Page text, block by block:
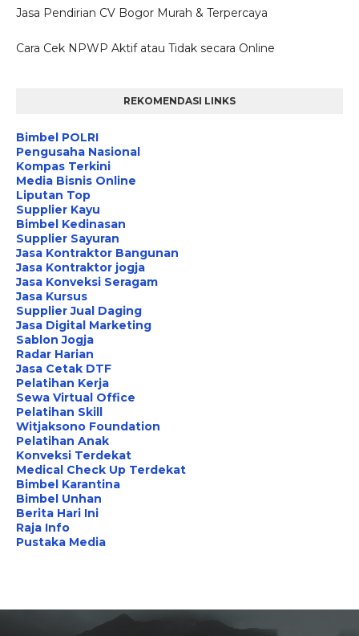
Jasa Pendirian CV Bogor Murah & Terpercaya
Cara Cek NPWP Aktif atau Tidak secara Online
REKOMENDASI LINKS
Bimbel POLRI
Pengusaha Nasional
Kompas Terkini
Media Bisnis Online
Liputan Top
Supplier Kayu
Bimbel Kedinasan
Supplier Sayuran
Jasa Kontraktor Bangunan
Jasa Kontraktor jogja
Jasa Konveksi Seragam
Jasa Kursus
Supplier Jual Daging
Jasa Digital Marketing
Sablon Jogja
Radar Harian
Jasa Cetak DTF
Pelatihan Kerja
Sewa Virtual Office
Pelatihan Skill
Witjaksono Foundation
Pelatihan Anak
Konveksi Terdekat
Medical Check Up Terdekat
Bimbel Karantina
Bimbel Unhan
Berita Hari Ini
Raja Info
Pustaka Media